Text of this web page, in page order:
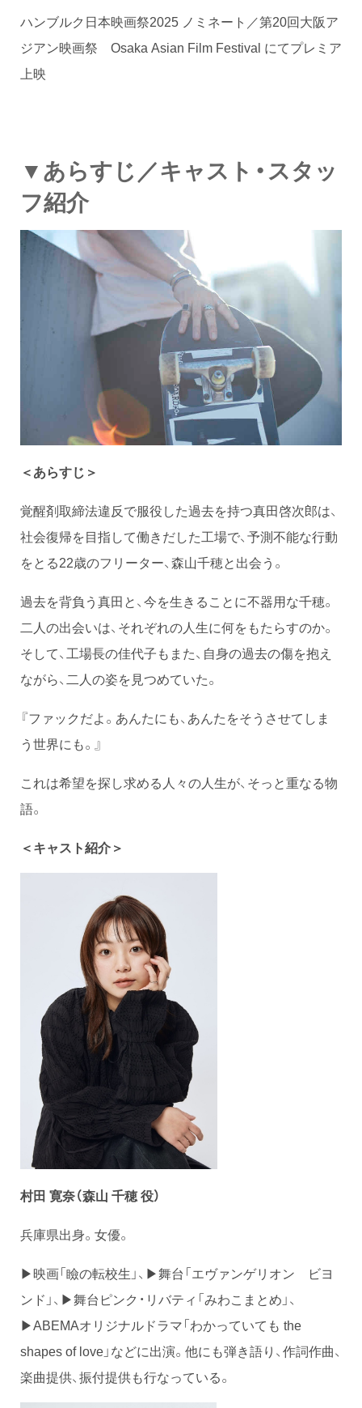
ハンブルク日本映画祭2025 ノミネート／第20回大阪ア
ジアン映画祭 Osaka Asian Film Festival にてプレミア
上映
▼あらすじ／キャスト・スタッ
フ紹介
＜あらすじ＞
覚醒剤取締法違反で服役した過去を持つ真田啓次郎は、
社会復帰を目指して働きだした工場で、予測不能な行動
をとる22歳のフリーター、森山千穂と出会う。
過去を背負う真田と、今を生きることに不器用な千穂。
二人の出会いは、それぞれの人生に何をもたらすのか。
そして、工場長の佳代子もまた、自身の過去の傷を抱え
ながら、二人の姿を見つめていた。
『ファックだよ。あんたにも、あんたをそうさせてしま
う世界にも。』
これは希望を探し求める人々の人生が、そっと重なる物
語。
＜キャスト紹介＞
村田 寛奈（森山 千穂 役）
兵庫県出身。女優。
▶映画「瞼の転校生」、▶舞台「エヴァンゲリオン ビヨ
ンド」、▶舞台ピンク・リバティ「みわこまとめ」、
▶ABEMAオリジナルドラマ「わかっていても the
shapes of love」などに出演。他にも弾き語り、作詞作曲、
楽曲提供、振付提供も行なっている。